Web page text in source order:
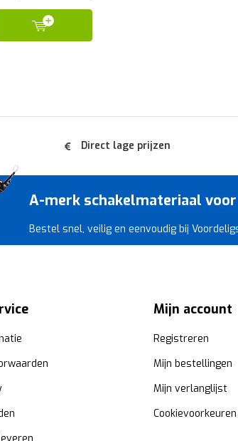
Direct lage prijzen
A-merk schakelmateriaal
Bestel snel, veilig en eenvoudig bij
Mijn account
Registreren
Mijn bestellingen
Mijn verlanglijst